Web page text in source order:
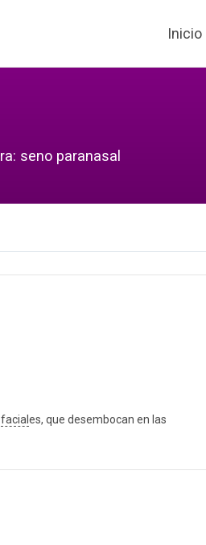
Inicio
seno paranasal
faciales, que desembocan en las